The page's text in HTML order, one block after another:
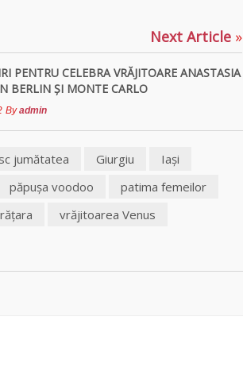
Next Article »
PENTRU CELEBRA VRĂJITOARE ANASTASIA
BERLIN ȘI MONTE CARLO
Byadmin
jumătatea Giurgiu
Iaşi
păpuşa voodoo
patima femeilor
vrăjitoarea Venus